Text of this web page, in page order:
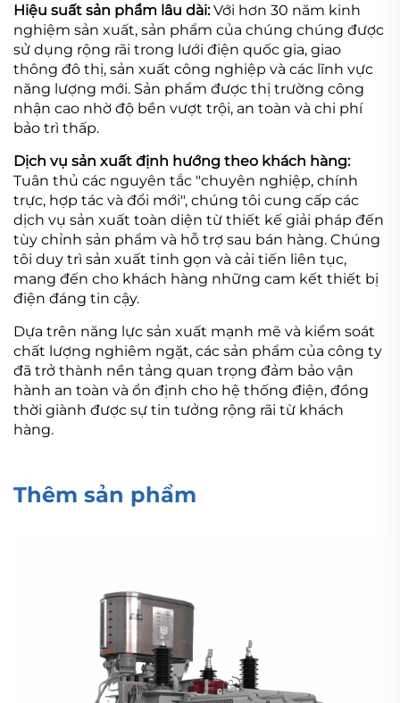
Hiệu suất sản phẩm lâu dài:Với hơn 30 năm kinh
nghiệm sản xuất, sản phẩm của chúng chúng được
sử dụng rộng rãi trong lưới điện quốc gia, giao
thông đô thị, sản xuất công nghiệp và các lĩnh vực
năng lượng mới. Sản phẩm được thị trường công
nhận cao nhờ độ bền vượt trội, an toàn và chi phí
bảo trì thấp.
Dịch vụ sản xuất định hướng theo khách hàng:
Tuân thủ các nguyên tắc "chuyên nghiệp, chính
trực, hợp tác và đổi mới", chúng tôi cung cấp các
dịch vụ sản xuất toàn diện từ thiết kế giải pháp đến
tùy chỉnh sản phẩm và hỗ trợ sau bán hàng. Chúng
tôi duy trì sản xuất tinh gọn và cải tiến liên tục,
mang đến cho khách hàng những cam kết thiết bị
điện đáng tin cậy.
Dựa trên năng lực sản xuất mạnh mẽ và kiểm soát
chất lượng nghiêm ngặt, các sản phẩm của công ty
đã trở thành nền tảng quan trọng đảm bảo vận
hành an toàn và ổn định cho hệ thống điện, đồng
thời giành được sự tin tưởng rộng rãi từ khách
hàng.
Thêm sản phẩm